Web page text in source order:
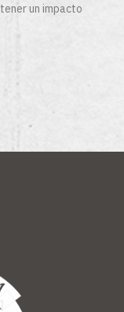
un impacto